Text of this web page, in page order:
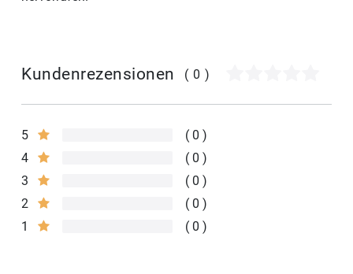
Kundenrezensionen (0)
5
0
4
0
3
0
2
0
1
0